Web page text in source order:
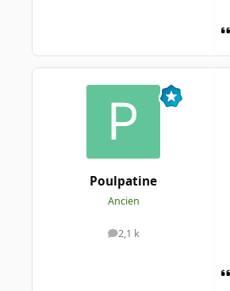
Poulpatine
Ancien
2,1 k
messages